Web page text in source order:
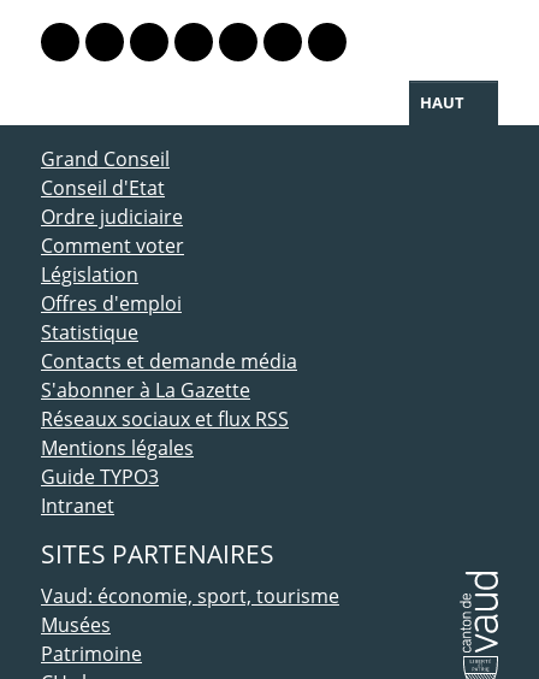
Lien vers le profil Mastodon
Lien vers le profil Bluesky
Lien vers le profil Instagram
Lien vers le profil Linkedin
Lien vers le profil Facebook
Lien vers le profil Twitter
Partager par WhatsApp
HAUT
ACCÈS DIRECT
Grand Conseil
Conseil d'Etat
Ordre judiciaire
Comment voter
Législation
Offres d'emploi
Statistique
Contacts et demande média
S'abonner à La Gazette
Réseaux sociaux et flux RSS
Mentions légales
Guide TYPO3
Intranet
SITES PARTENAIRES
Vaud: économie, sport, tourisme
Musées
Patrimoine